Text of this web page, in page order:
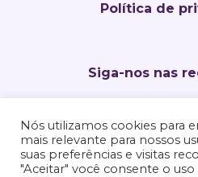
Política de
Siga-nos nas
Nós utilizamos cookies para
mais relevante para nossos
suas preferências e visitas
"Aceitar" você consente o uso